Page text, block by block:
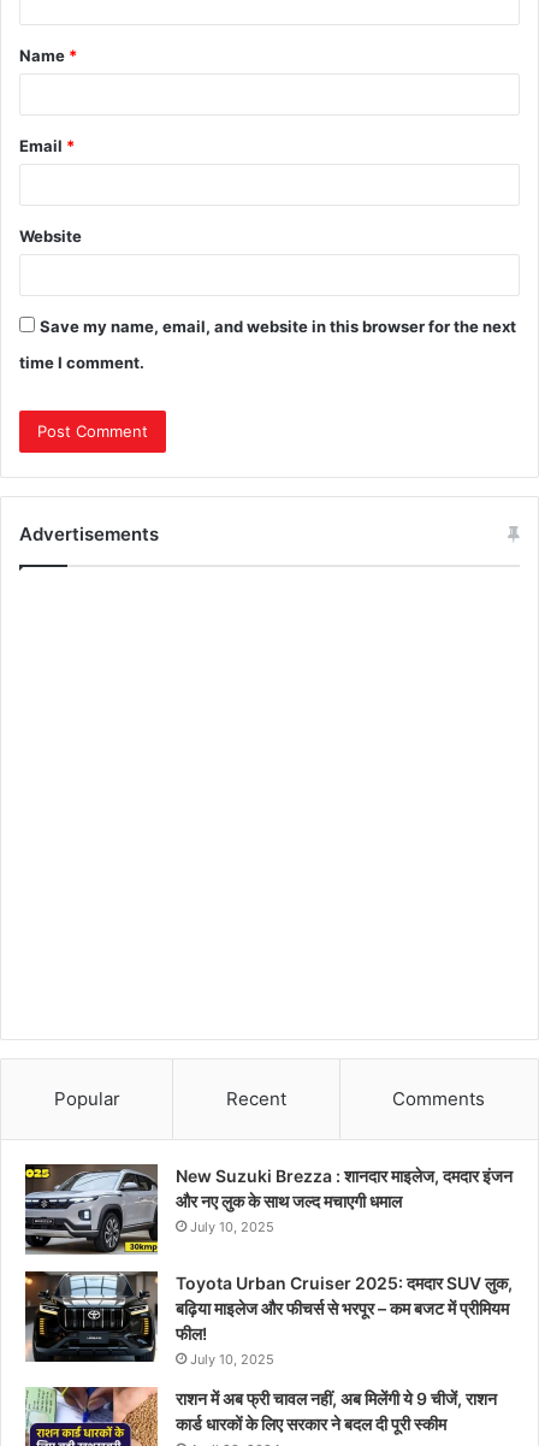
Name *
Email *
Website
Save my name, email, and website in this browser for the next
time I comment.
Advertisements
Popular Recent Comments
New Suzuki Brezza : शानदार माइलेज, दमदार इंजन
और नए लुक के साथ जल्द मचाएगी धमाल
July 10, 2025
Toyota Urban Cruiser 2025: दमदार SUV लुक,
बढ़िया माइलेज और फीचर्स से भरपूर – कम बजट में प्रीमियम
फील!
July 10, 2025
राशन में अब फ्री चावल नहीं, अब मिलेंगी ये 9 चीजें, राशन
कार्ड धारकों के लिए सरकार ने बदल दी पूरी स्कीम